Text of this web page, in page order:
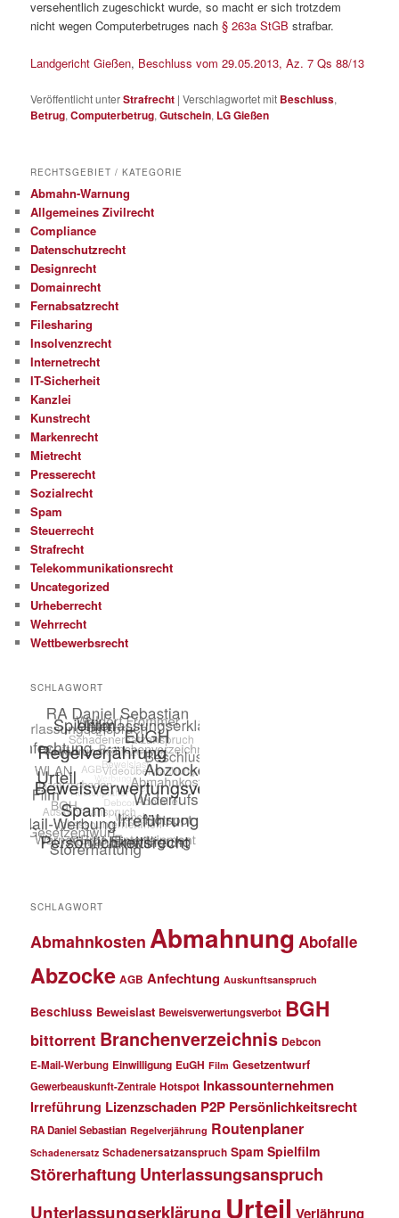
versehentlich zugeschickt wurde, so macht er sich trotzdem
nicht wegen Computerbetruges nach§ 263a StGB strafbar.
Landgericht Gießen, Beschluss vom 29.05.2013, Az. 7 Qs 88/13
Veröffentlicht unterStrafrecht |Verschlagwortet mit Beschluss,
Betrug,Computerbetrug,Gutschein, LG Gießen
RECHTSGEBIET / KATEGORIE
Abmahn-Warnung
Allgemeines Zivilrecht
Compliance
Datenschutzrecht
Designrecht
Domainrecht
Fernabsatzrecht
Filesharing
Insolvenzrecht
Internetrecht
IT-Sicherheit
Kanzlei
Kunstrecht
Markenrecht
Mietrecht
Presserecht
Sozialrecht
Spam
Steuerrecht
Strafrecht
Telekommunikationsrecht
Uncategorized
Urheberrecht
Wehrrecht
Wettbewerbsrecht
SCHLAGWORT
SCHLAGWORT
Abmahnkosten Abmahnung Abofalle
Abzocke AGB Anfechtung Auskunftsanspruch
Beschluss Beweislast Beweisverwertungsverbot BGH
bittorrent Branchenverzeichnis Debcon
E-Mail-Werbung Einwilligung EuGH Film Gesetzentwurf
Gewerbeauskunft-Zentrale Hotspot Inkassounternehmen
Irreführung Lizenzschaden P2P Persönlichkeitsrecht
RA Daniel Sebastian Regelverjährung Routenplaner
Schadenersatz Schadenersatzanspruch Spam Spielfilm
Störerhaftung Unterlassungsanspruch
Unterlassungserklärung Urteil Verjährung